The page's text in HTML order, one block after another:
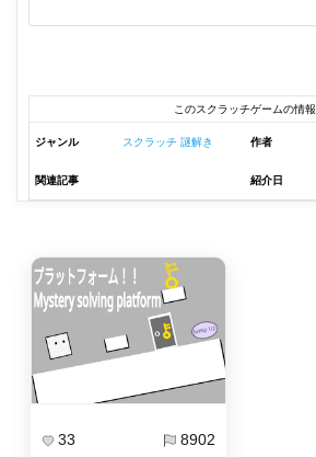
このスクラッチゲームの情報
ジャンル スクラッチ 謎解き 作者
関連記事 紹介日
33 8902